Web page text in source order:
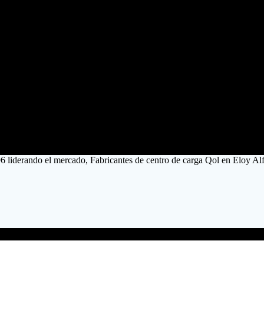
el mercado, Fabricantes de centro de carga Qol en Eloy